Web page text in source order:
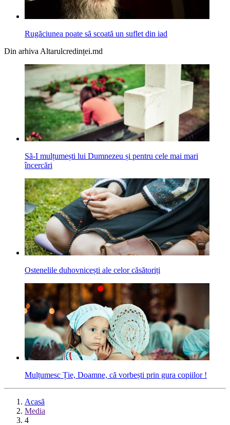
Rugăciunea poate să scoată un suflet din iad
Din arhiva Altarulcredinței.md
Să-I mulțumești lui Dumnezeu și pentru cele mai mari
încercări
Ostenelile duhovnicești ale celor căsătoriți
Mulțumesc Ție, Doamne, că vorbești prin gura copiilor !
Acasă
Media
4